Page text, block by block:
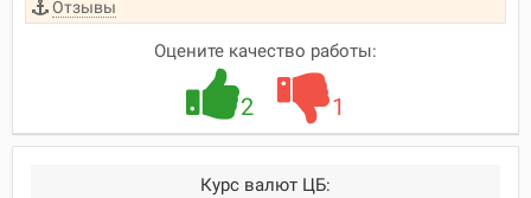
Отзывы
Оцените качество работы:
2 1
Курс валют ЦБ: